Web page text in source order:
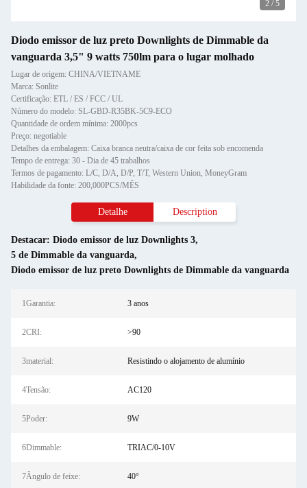
2 / 5
Diodo emissor de luz preto Downlights de Dimmable da
vanguarda 3,5" 9 watts 750lm para o lugar molhado
Lugar de origem: CHINA/VIETNAME
Marca: Sonlite
Certificação: ETL / ES / FCC / UL
Número do modelo: SL-GBD-R35BK-5C9-ECO
Quantidade de ordem mínima: 2000pcs
Preço: negotiable
Detalhes da embalagem: Caixa branca neutra/caixa de cor feita sob encomenda
Tempo de entrega: 30 - Dia de 45 trabalhos
Termos de pagamento: L/C, D/A, D/P, T/T, Western Union, MoneyGram
Habilidade da fonte: 200,000PCS/MÊS
Detalhe Description
Destacar: Diodo emissor de luz Downlights 3,
5 de Dimmable da vanguarda,
Diodo emissor de luz preto Downlights de Dimmable da vanguarda
1Garantia: 3 anos
2CRI: >90
3material: Resistindo o alojamento de alumínio
4Tensão: AC120
5Poder: 9W
6Dimmable: TRIAC/0-10V
7Ângulo de feixe: 40°